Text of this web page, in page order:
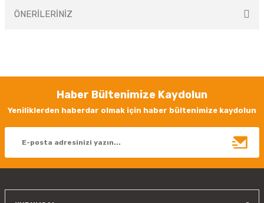
ÖNERİLERİNİZ
Görüş ve önerileriniz için teşekkür ederiz.
Ürün resmi kalitesiz, bozuk veya görüntülenemiyor.
Ürün bilgilerinde hatalar bulunuyor.
Haber Bültenimize Kaydolun
Yeniliklerden haberdar olmak için haber bültenimize kaydolun